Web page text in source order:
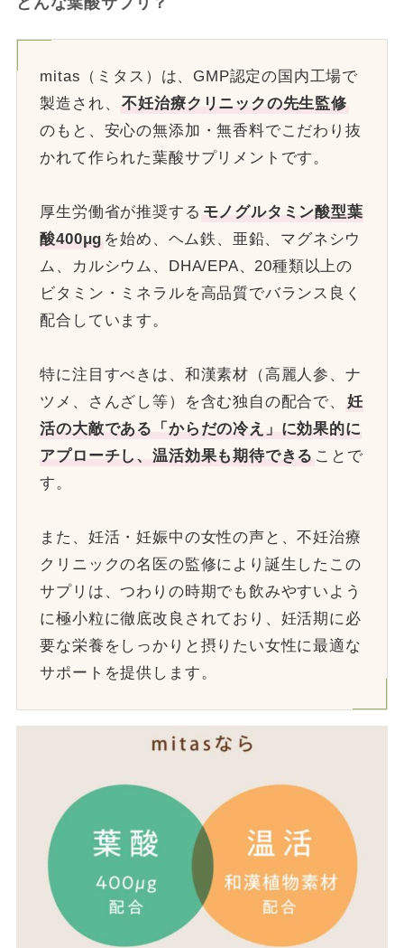
mitas（ミタス）は、GMP認定の国内工場で
製造され、
不妊治療クリニックの先生監修
のもと、安心の無添加・無香料でこだわり抜
かれて作られた葉酸サプリメントです。
厚生労働省が推奨する モノグルタミン酸型葉
酸400μg を始め、ヘム鉄、亜鉛、マグネシウ
ム、カルシウム、DHA/EPA、20種類以上の
ビタミン・ミネラルを高品質でバランス良く
配合しています。
特に注目すべきは、和漢素材（高麗人参、ナ
ツメ、さんざし等）を含む独自の配合で、
妊
活の大敵である「からだの冷え」に効果的に
アプローチし、温活効果も期待できる ことで
す。
また、妊活・妊娠中の女性の声と、不妊治療
クリニックの名医の監修により誕生したこの
サプリは、つわりの時期でも飲みやすいよう
に極小粒に徹底改良されており、妊活期に必
要な栄養をしっかりと摂りたい女性に最適な
サポートを提供します。